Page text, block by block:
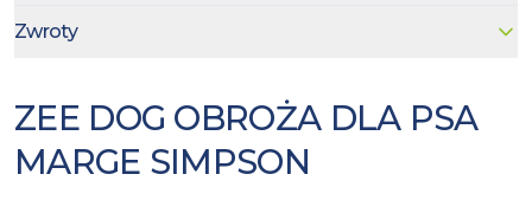
Zwroty
ZEE DOG OBROŻA DLA PSA
MARGE SIMPSON